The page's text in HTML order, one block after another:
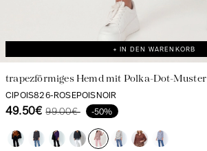
+ IN DEN WARENKORB
trapezförmiges Hemd mit Polka-Dot-Muster
CIPOIS826-ROSEPOISNOIR
49.50€ 99.00€ -50%